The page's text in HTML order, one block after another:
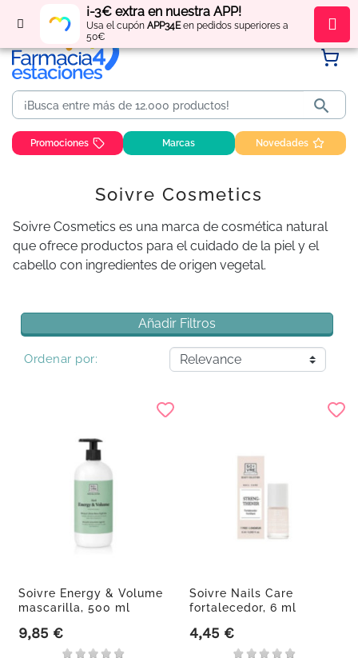
¡-3€ extra en nuestra APP!
Usa el cupón APP34Een pedidos superiores a
50€
Regístratey obténpuntos por tus compras

Promociones Marcas Novedades
Soivre Cosmetics
Soivre Cosmetics es una marca de cosmética natural
que ofrece productos para el cuidado de la piel y el
cabello con ingredientes de origen vegetal.
Añadir Filtros
Ordenar por:
Soivre Energy & Volume
mascarilla, 500 ml
Precio
9,85 €
Soivre Nails Care
fortalecedor, 6 ml
Precio
4,45 €